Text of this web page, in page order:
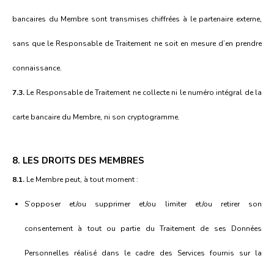
bancaires du Membre sont transmises chiffrées à le partenaire externe,
sans que le Responsable de Traitement ne soit en mesure d’en prendre
connaissance.
7.3. Le Responsable de Traitement ne collecte ni le numéro intégral de la
carte bancaire du Membre, ni son cryptogramme.
8. LES DROITS DES MEMBRES
8.1. Le Membre peut, à tout moment :
S’opposer et/ou supprimer et/ou limiter et/ou retirer son
consentement à tout ou partie du Traitement de ses Données
Personnelles réalisé dans le cadre des Services fournis sur la